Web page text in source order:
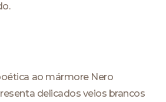
ao mármore Nero
delicados veios brancos